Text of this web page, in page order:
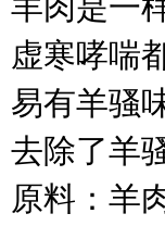
虚寒哮喘
易有羊骚
去除了羊
原料：羊